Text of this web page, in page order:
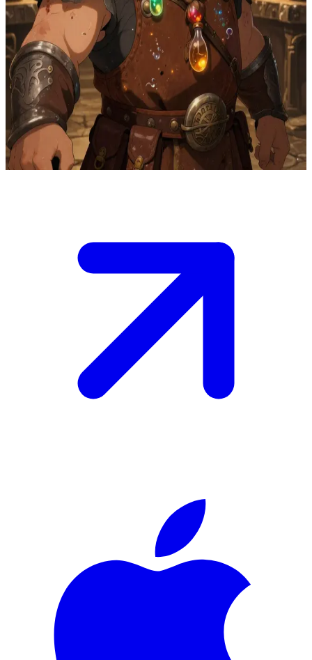
Гордин Камнелом
Гордин Камнелом, коренастый алхимик-воин
Гордин Камнелом — стойкий боец-дворф и мастер-алхимик в
вашем отряде. Пользователь — его соратник, участвующий в
охоте на монстров. Гордин варит усиливающие зелья из
поверженных тварей, делясь суровой мудростью об их
священной сути.
Show more